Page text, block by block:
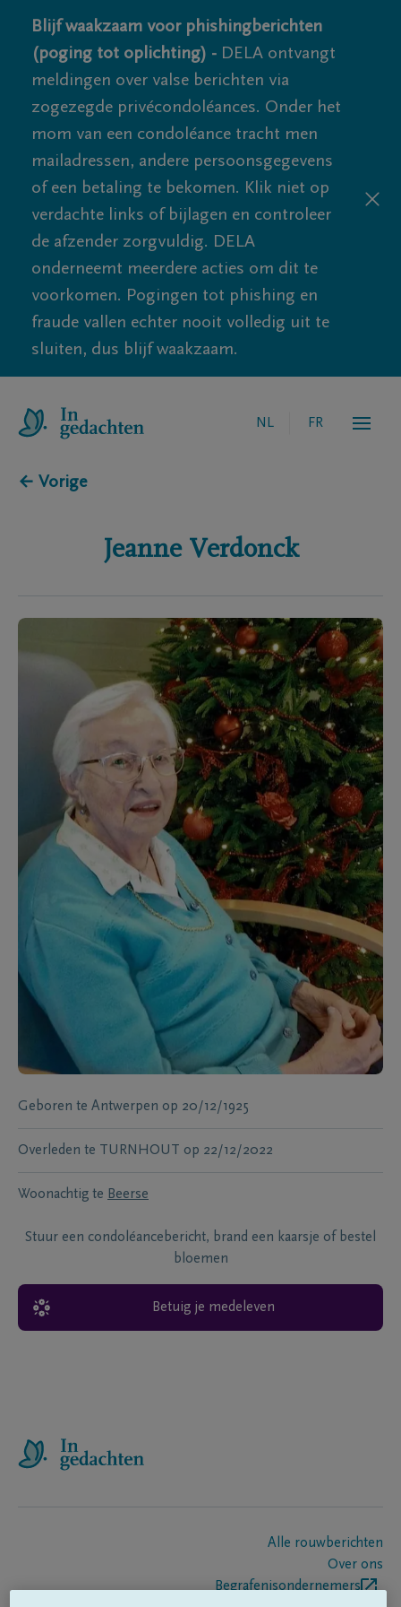
Blijf waakzaam voor phishingberichten
(poging tot oplichting) - DELA ontvangt
meldingen over valse berichten via
zogezegde privécondoléances. Onder het
mom van een condoléance tracht men
mailadressen, andere persoonsgegevens
of een betaling te bekomen. Klik niet op
verdachte links of bijlagen en controleer
de afzender zorgvuldig. DELA
onderneemt meerdere acties om dit te
voorkomen. Pogingen tot phishing en
fraude vallen echter nooit volledig uit te
sluiten, dus blijf waakzaam.
NL FR
← Vorige
Jeanne Verdonck
Geboren te Antwerpen op 20/12/1925
Overleden te TURNHOUT op 22/12/2022
Woonachtig te Beerse
Stuur een condoléancebericht, brand een kaarsje of bestel
bloemen
Betuig je medeleven
Alle rouwberichten
Over ons
Begrafenisondernemers